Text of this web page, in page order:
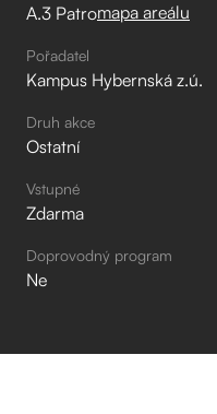
A.3 Patromapa areálu
Pořadatel
Kampus Hybernská z.ú.
Druh akce
Ostatní
Vstupné
Zdarma
Doprovodný program
Ne